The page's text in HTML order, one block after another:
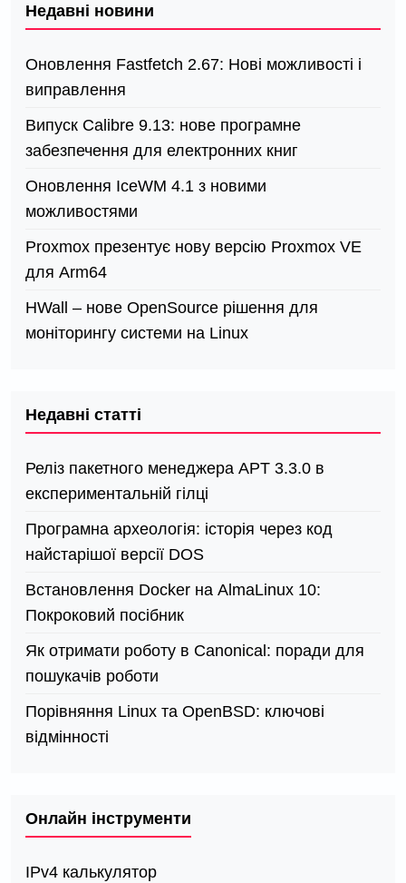
Недавні новини
Оновлення Fastfetch 2.67: Нові можливості і
виправлення
Випуск Calibre 9.13: нове програмне
забезпечення для електронних книг
Оновлення IceWM 4.1 з новими
можливостями
Proxmox презентує нову версію Proxmox VE
для Arm64
HWall – нове OpenSource рішення для
моніторингу системи на Linux
Недавні статті
Реліз пакетного менеджера APT 3.3.0 в
експериментальній гілці
Програмна археологія: історія через код
найстарішої версії DOS
Встановлення Docker на AlmaLinux 10:
Покроковий посібник
Як отримати роботу в Canonical: поради для
пошукачів роботи
Порівняння Linux та OpenBSD: ключові
відмінності
Онлайн інструменти
IPv4 калькулятор